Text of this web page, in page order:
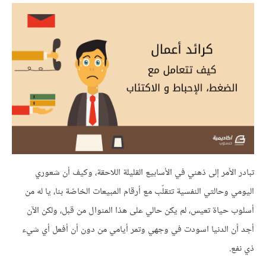
تبادر الأمر إلى ذهني في الأسابيع القليلة اللاحقة، وكيف أن شعوري
اليومي وحالتي النفسية تتقلّب مع أرقام المبيعات الخاصّة بنا، يا له من
أسلوب حياة تعيس، لم يكن حالي على هذا المنوال من قبل، ولكن الآن
أجد أن الدنيا اسودت في وجهي وتمر أيامي من دون أن أفعل أي شيء
ذي نفع.